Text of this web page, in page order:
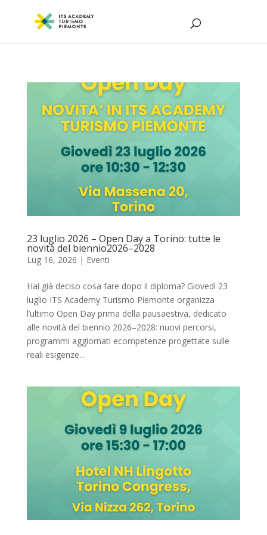
23 luglio 2026 – Open Day a Torino: tutte le
novità del biennio2026–2028
Lug 16, 2026 | Eventi
Hai già deciso cosa fare dopo il diploma? Giovedì 23
luglio ITS Academy Turismo Piemonte organizza
l’ultimo Open Day prima della pausaestiva, dedicato
alle novità del biennio 2026–2028: nuovi percorsi,
programmi aggiornati ecompetenze progettate sulle
reali esigenze...